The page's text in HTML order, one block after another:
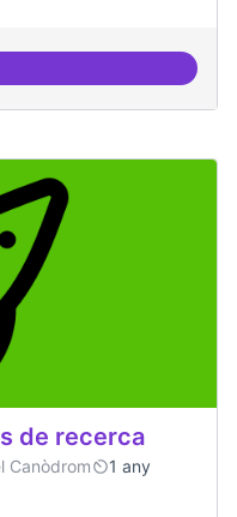
digital i tradicional
de recerca
Canòdrom
1 any